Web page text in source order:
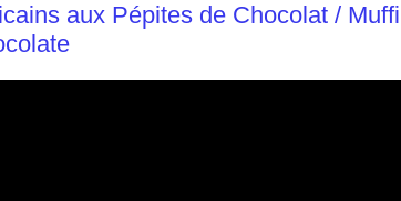
aux Pépites de Chocolat /